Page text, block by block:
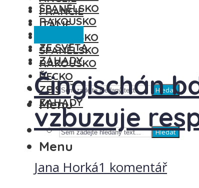
FRANCIE
ITÁLIE
MAĎARSKO
ŠPANĚLSKO
RAKOUSKO
ŘECKO
ZE SVĚTA
ZÁHADY
Hledat
Menu
ŠPANĚLSKO
RAKOUSKO
ZE SVĚTA
ZÁHADY
Hledat
Menu
Čingischán
vzbuzuje
Jana Horká1 komentář